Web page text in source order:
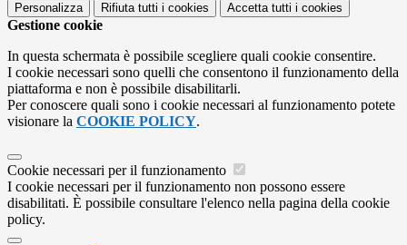
Personalizza Rifiuta tutti i cookies Accetta tutti i cookies
Gestione cookie
In questa schermata è possibile scegliere quali cookie consentire.
I cookie necessari sono quelli che consentono il funzionamento della
piattaforma e non è possibile disabilitarli.
Per conoscere quali sono i cookie necessari al funzionamento potete
visionare la COOKIE POLICY.
Cookie necessari per il funzionamento
I cookie necessari per il funzionamento non possono essere
disabilitati. È possibile consultare l'elenco nella pagina della cookie
policy.